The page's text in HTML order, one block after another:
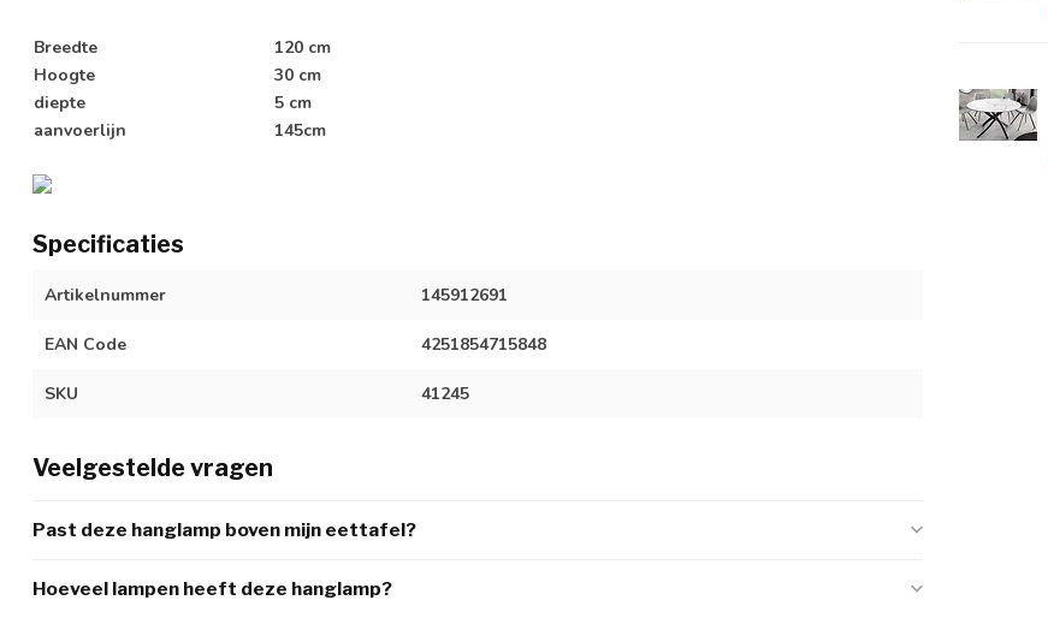
Breedte
120 cm
Hoogte
30 cm
diepte
5 cm
aanvoerlijn
145cm
Specificaties
Artikelnummer 145912691
EAN Code 4251854715848
SKU 41245
Veelgestelde vragen
Past deze hanglamp boven mijn eettafel?
Hoeveel lampen heeft deze hanglamp?